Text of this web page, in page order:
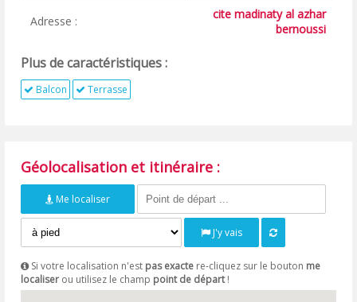
Adresse :
cite madinaty al azhar
bernoussi
Plus de caractéristiques :
Balcon Terrasse
Géolocalisation et itinéraire :
Me localiser
J'y vais
Si votre localisation n'est pas exacte re-cliquez sur le bouton me
localiser ou utilisez le champ point de départ!